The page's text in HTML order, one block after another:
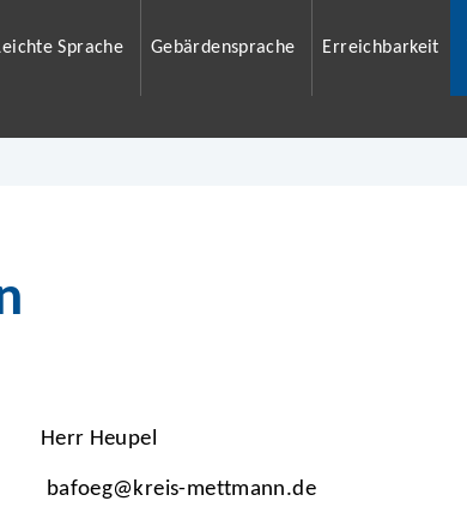
Sprache Gebärdensprache Erreichbarkeit
Herr Heupel
bafoeg@kreis-mettmann.de